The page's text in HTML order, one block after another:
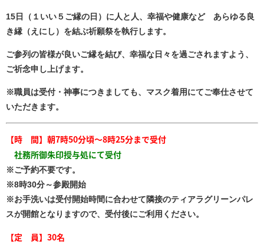
15日（１いい５ご縁の日）に人と人、幸福や健康など あらゆる良
き縁（えにし）を結ぶ祈願祭を執行します。
ご参列の皆様が良いご縁を結び、幸福な日々を過ごされますよう、
ご祈念申し上げます。
※職員は受付・神事につきましても、マスク着用にてご奉仕させて
いただきます。
【時 間】 朝7時50分頃～8時25分まで受付
社務所御朱印授与処にて受付
※ご予約不要です。
※8時30分～参殿開始
※お手洗いは受付開始時間に合わせて隣接のティアラグリーンパレ
スが開館となりますので、受付後にご利用ください。
【定 員】30名